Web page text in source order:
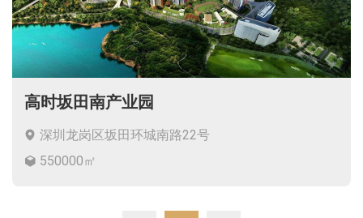
高时坂田南产业园
深圳龙岗区坂田环城南路22号
550000㎡